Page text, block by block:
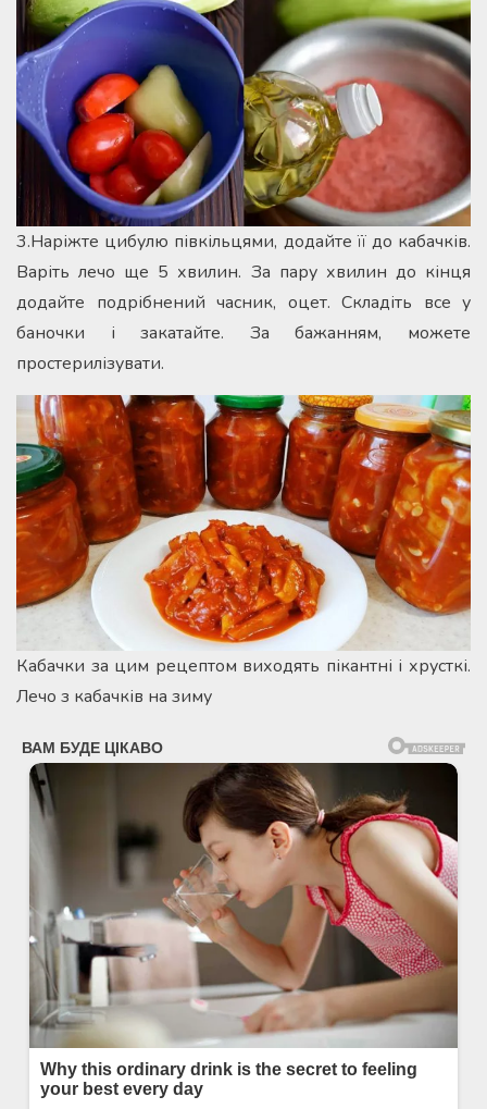
3.Наріжте цибулю півкільцями, додайте її до кабачків.
Варіть лечо ще 5 хвилин. За пару хвилин до кінця
додайте подрібнений часник, оцет. Складіть все у
баночки і закатайте. За бажанням, можете
простерилізувати.
Кабачки за цим рецептом виходять пікантні і хрусткі.
Лечо з кабачків на зиму